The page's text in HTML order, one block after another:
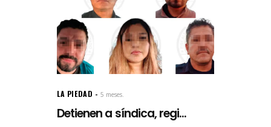
LA PIEDAD 5 meses.
Detienen a síndica, regi...